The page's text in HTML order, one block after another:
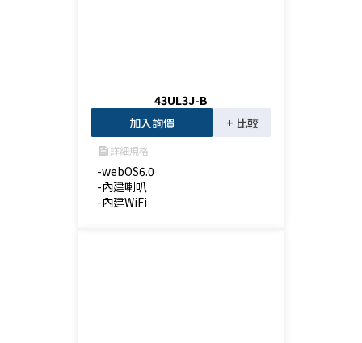
43UL3J-B
加入詢價
+ 比較
feed詳細規格
-webOS6.0
-內建喇叭
-內建WiFi